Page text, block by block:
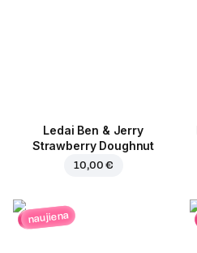
Ledai Ben & Jerry
Strawberry Doughnut
10,00 €
naujiena